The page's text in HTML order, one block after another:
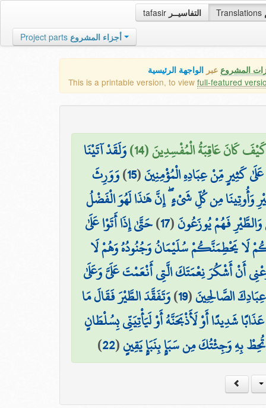
tafasir التفاسيــر Translations
Project parts أجزاء المشروع
المشروع عبر الواجهة الرئيسية
This is a printable version, to view full-featured
كَانَ عَاقِبَةُ الْمُفْسِدِينَ (14)
وَلَقَدْ آتَيْنَا
كَثِيرٍ مِّنْ عِبَادِهِ الْمُؤْمِنِينَ(
15
)وَوَرِثَ
وَأُوتِينَا مِن كُلِّ شَيْءٍ ۖ إِنَّ هَٰذَا لَهُوَ الْفَضْلُ
فَهُمْ يُوزَعُونَ(
17
)حَتَّىٰ إِذَا أَتَوْا عَلَىٰ
لَا يَحْطِمَنَّكُمْ سُلَيْمَانُ وَجُنُودُهُ وَهُمْ لَا
أَنْ أَشْكُرَ نِعْمَتَكَ الَّتِي أَنْعَمْتَ عَلَيَّ وَعَلَىٰ
الصَّالِحِينَ(
19
)وَتَفَقَّدَ الطَّيْرَ فَقَالَ مَا
شَدِيدًا أَوْ لَأَذْبَحَنَّهُ أَوْ لَيَأْتِيَنِّي بِسُلْطَانٍ
بِهِ وَجِئْتُكَ مِن سَبَإٍ بِنَبَإٍ يَقِينٍ(
22
)